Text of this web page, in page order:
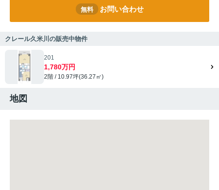
無料 お問い合わせ
クレール久米川の販売中物件
201
1,780万円
2階 / 10.97坪(36.27㎡)
地図